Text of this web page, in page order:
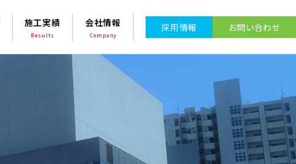
施工実績
Results
会社情報
Company
採⽤情報 お問い合わせ